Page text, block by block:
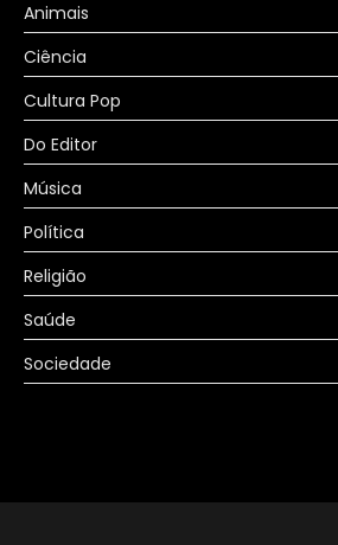
Animais
Ciência
Cultura Pop
Do Editor
Música
Política
Religião
Saúde
Sociedade